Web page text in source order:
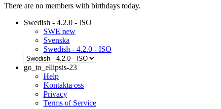
There are no members with birthdays today.
Swedish - 4.2.0 - ISO
SWE new
Svenska
Swedish - 4.2.0 - ISO
go_to_ellipsis-23
Help
Kontakta oss
Privacy
Terms of Service